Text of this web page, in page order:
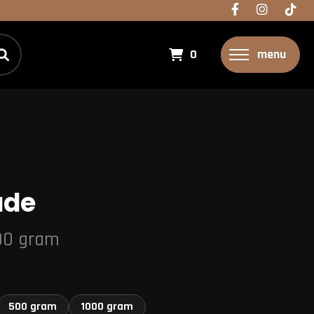
0 menu
gram
500 gram 1000 gram